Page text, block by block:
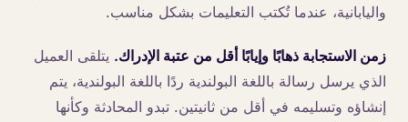
واليابانية، عندما تُكتب التعليمات بشكل مناسب.
زمن الاستجابة ذهابًا وإيابًا أقل من عتبة الإدراك. يتلقى العميل
الذي يرسل رسالة باللغة البولندية ردًا باللغة البولندية، يتم
إنشاؤه وتسليمه في أقل من ثانيتين. تبدو المحادثة وكأنها